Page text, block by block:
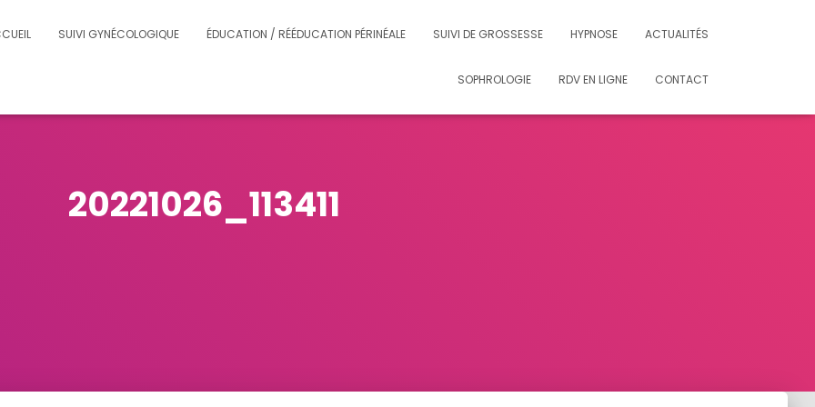
SUIVI GYNÉCOLOGIQUE ÉDUCATION / RÉÉDUCATION PÉRINÉALE SUIVI DE GROSSESSE HYPNOSE ACTUALITÉS
SOPHROLOGIE RDV EN LIGNE CONTACT
20221026_113411